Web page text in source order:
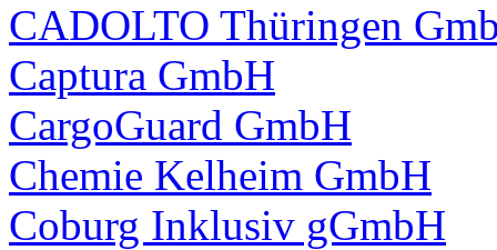
CADOLTO Thüringen
Captura GmbH
CargoGuard GmbH
Chemie Kelheim GmbH
Coburg Inklusiv gGmbH